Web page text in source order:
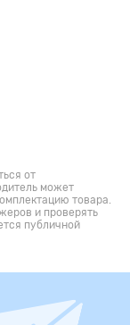
от
может
товара.
и проверять
публичной